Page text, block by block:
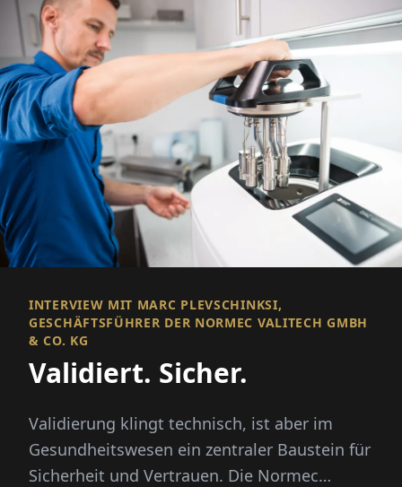
INTERVIEW MIT MARC PLEVSCHINKSI,
GESCHÄFTSFÜHRER DER NORMEC VALITECH GMBH
& CO. KG
Validiert. Sicher.
Validierung klingt technisch, ist aber im
Gesundheitswesen ein zentraler Baustein für
Sicherheit und Vertrauen. Die Normec